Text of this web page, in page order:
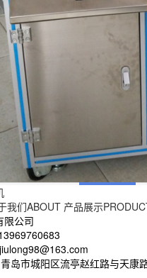
我们ABOUT 产品展示
限公司
岛市城阳区流亭赵红路与天康